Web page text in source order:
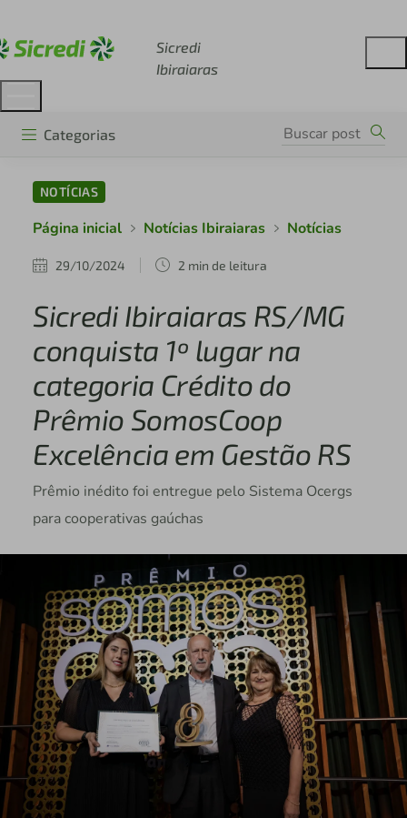
Sicredi
Ibiraiaras
Categorias
NOTÍCIAS
Página inicial Notícias Ibiraiaras Notícias
29/10/2024 2 min de leitura
Sicredi Ibiraiaras RS/MG
conquista 1º lugar na
categoria Crédito do
Prêmio SomosCoop
Excelência em Gestão RS
Prêmio inédito foi entregue pelo Sistema Ocergs
para cooperativas gaúchas